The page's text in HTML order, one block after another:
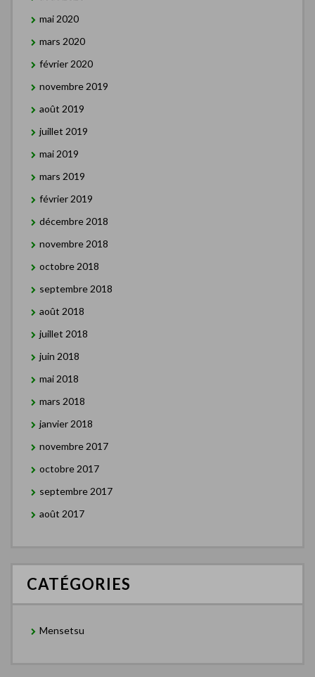
mai 2020
mars 2020
février 2020
novembre 2019
août 2019
juillet 2019
mai 2019
mars 2019
février 2019
décembre 2018
novembre 2018
octobre 2018
septembre 2018
août 2018
juillet 2018
juin 2018
mai 2018
mars 2018
janvier 2018
novembre 2017
octobre 2017
septembre 2017
août 2017
CATÉGORIES
Mensetsu